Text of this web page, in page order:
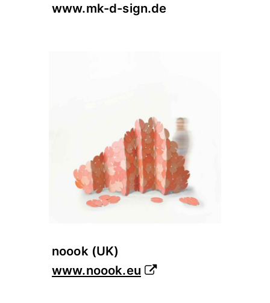
www.mk-d-sign.de
noook (UK)
www.noook.eu